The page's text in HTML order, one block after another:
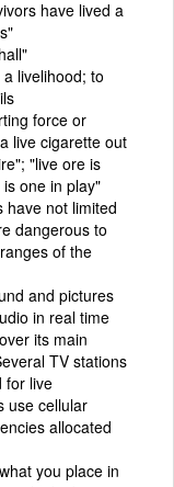
have lived a
livelihood; to
force or
live cigarette out
"live ore is
one in play"
have not limited
dangerous to
of the
and pictures
in real time
its main
TV stations
for live
use cellular
allocated
you place in